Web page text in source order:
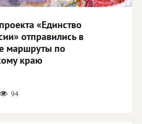
«Единство
отправились в
маршруты по
краю
94